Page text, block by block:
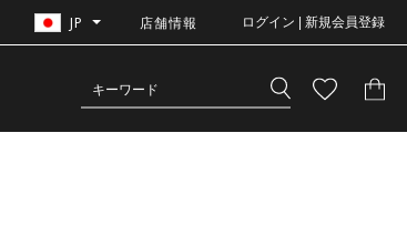
JP 店舗情報 ログイン | 新規会員登録